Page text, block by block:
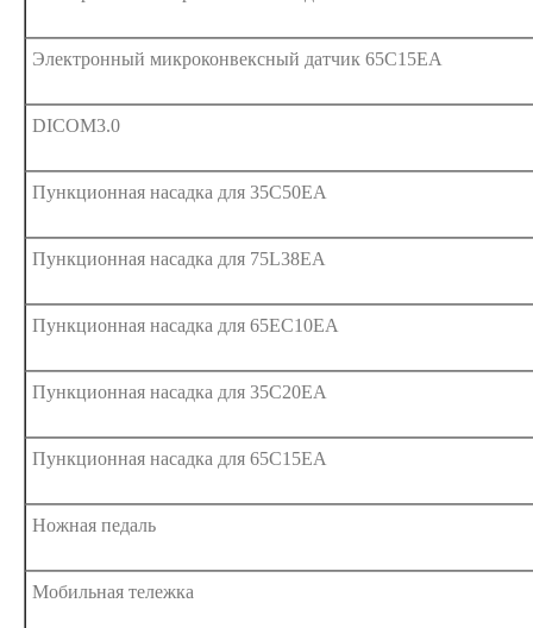
Электронный микроконвексный датчик 65C15EA
DICOM3.0
Пункционная насадка для 35C50EA
Пункционная насадка для 75L38EA
Пункционная насадка для 65EC10EA
Пункционная насадка для 35C20EA
Пункционная насадка для 65C15EA
Ножная педаль
Мобильная тележка